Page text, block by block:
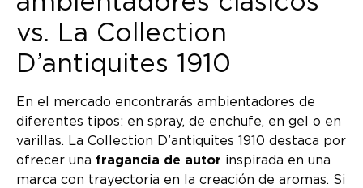
vs. La Collection
D’antiquites 1910
En el mercado encontrarás ambientadores de
diferentes tipos: en spray, de enchufe, en gel o en
varillas. La Collection D’antiquites 1910 destaca por
ofrecer una fragancia de autor inspirada en una
marca con trayectoria en la creación de aromas. Si